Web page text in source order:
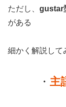
ただし、 gustar
がある
細かく解説して
・ 主